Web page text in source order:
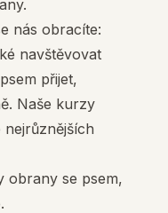
nás obracíte:
navštěvovat
přijet,
Naše kurzy
obrany se psem,